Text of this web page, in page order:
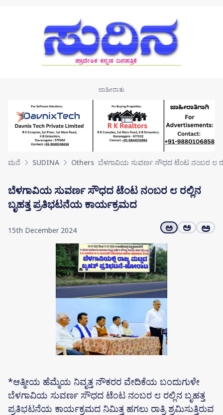
ಮನೆ SUDINA Others ಬೆಳಗಾವಿಯ ಸುವರ್ಣ ಸೌಧದ ಟೆಂಟ ನಂಬರ ೮
ಬೆಳಗಾವಿಯ ಸುವರ್ಣ ಸೌಧದ ಟೆಂಟ ನಂಬರ ೮ ರಲ್ಲಿನ
ಬೃಹತ್ತ ಪ್ರತಿಭಟನೆಯ ಕಾರ್ಯಕ್ರಮದ
15th December 2024 ಅ ಅ ಅ
*ಆತ್ಮೀಯ ಹೆಮ್ಮೆಯ ನಿವೃತ್ತ ನೌಕರರ ವೇದಿಕೆಯ ಬಂದುಗುಳೇ
ಬೆಳಗಾವಿಯ ಸುವರ್ಣ ಸೌಧದ ಟೆಂಟ ನಂಬರ ೮ ರಲ್ಲಿನ ಬೃಹತ್ತ
ಪ್ರತಿಭಟನೆಯ ಕಾರ್ಯಕ್ರಮದ ನಿಮಿತ್ತ ಹಗಲು ರಾತ್ರಿ ಶ್ರಮಿಸುತ್ತಿರುವ